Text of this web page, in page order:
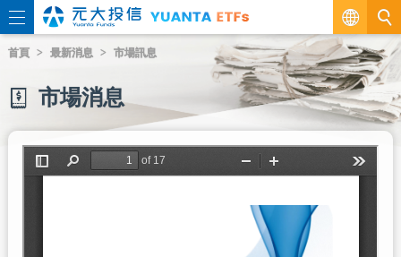
繁
EN
首頁 最新消息 市場訊息
市場消息